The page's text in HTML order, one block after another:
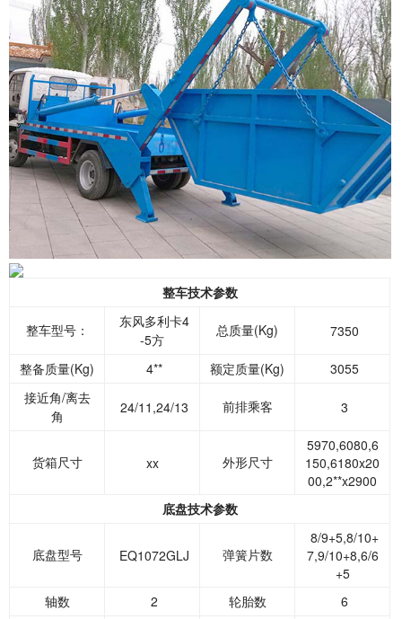
整车技术参数
整车型号：
东风多利卡4
-5方
总质量(Kg) 7350
整备质量(Kg) 4** 额定质量(Kg)
3055
接近角/离去
角
24/11,24/13 前排乘客 3
货箱尺寸 xx 外形尺寸
5970,6080,6
150,6180x20
00,2**x2900
底盘技术参数
底盘型号 EQ1072GLJ 弹簧片数
8/9+5,8/10+
7,9/10+8,6/6
+5
轴数
2 轮胎数 6